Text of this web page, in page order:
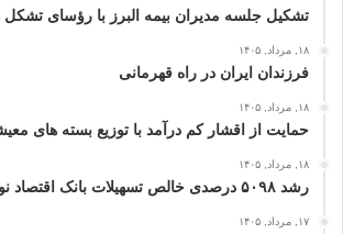
تشکیل جلسه مدیران بیمه البرز با رؤسای تشکل
۱۸, مرداد, ۱۴۰۵
فرزندان ایران در راه قهرمانی
۱۸, مرداد, ۱۴۰۵
حمایت از اقشار کم‌ درآمد با توزیع بسته‌ های
۱۸, مرداد, ۱۴۰۵
رشد ۵۰۹۸ درصدی خالص تسهیلات بانک اقتصاد نوین
۱۷, مرداد, ۱۴۰۵